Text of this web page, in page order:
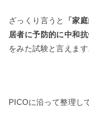
ざっくり言うと
「家
居者に予防的に中和
をみた試験と言えます
PICOに沿って整理し